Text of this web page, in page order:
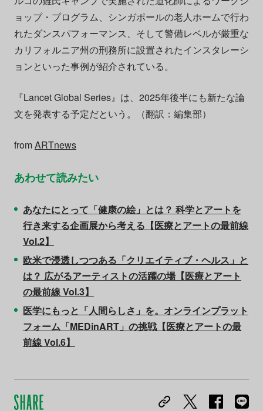
ョップ・プログラム、シンガポールの老人ホームで行わ
れたダンスパフォーマンス、そして警備レベルが厳重な
カリフォルニア州の刑務所に設置されたインスタレーシ
ョンといった事例が紹介されている。
『Lancet Global Series』は、2025年後半にも新たな論
文を発表する予定だという。（翻訳：編集部）
fromARTnews
あわせて読みたい
あなたにとって「健康の絵」とは？ 科学とアートを
行き来する企画展から考える【医療とアートの最前線
Vol.2】
欧米で浸透しつつある「クリエイティブ・ヘルス」と
は？ 広がるアーティストの活躍の場【医療とアート
の最前線 Vol.3】
医学にもっと「人間らしさ」を。オンラインプラット
フォーム「MEDinART」の挑戦【医療とアートの最
前線 Vol.6】